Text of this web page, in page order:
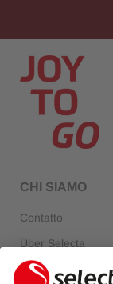
CHI SIAMO
Contatto
Über Selecta
FAQ